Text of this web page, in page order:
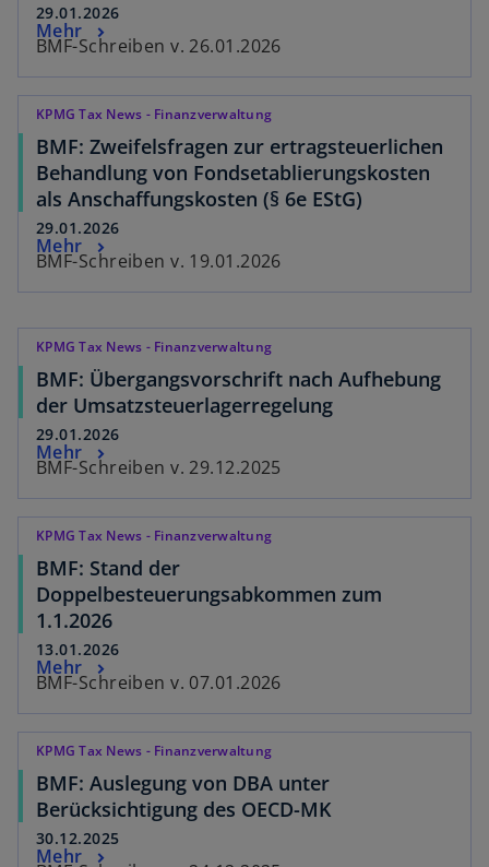
29.01.2026
BMF-Schreiben v. 26.01.2026
Mehr
KPMG Tax News - Finanzverwaltung
BMF: Zweifelsfragen zur ertragsteuerlichen
Behandlung von Fondsetablierungskosten
als Anschaffungskosten (§ 6e EStG)
29.01.2026
BMF-Schreiben v. 19.01.2026
Mehr
KPMG Tax News - Finanzverwaltung
BMF: Übergangsvorschrift nach Aufhebung
der Umsatzsteuerlagerregelung
29.01.2026
BMF-Schreiben v. 29.12.2025
Mehr
KPMG Tax News - Finanzverwaltung
BMF: Stand der
Doppelbesteuerungsabkommen zum
1.1.2026
13.01.2026
BMF-Schreiben v. 07.01.2026
Mehr
KPMG Tax News - Finanzverwaltung
BMF: Auslegung von DBA unter
Berücksichtigung des OECD-MK
30.12.2025
Mehr